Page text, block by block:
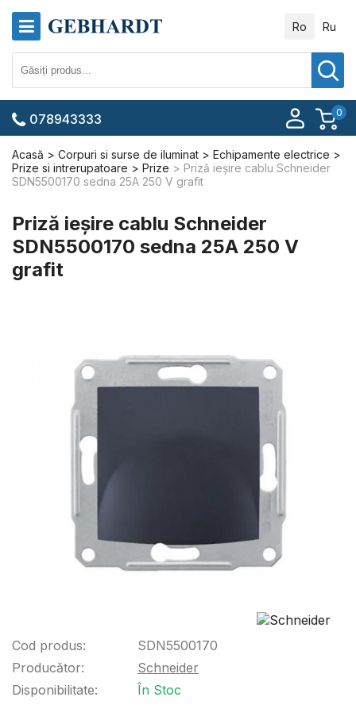
Ro Ru
0
078943333
Acasă Corpuri si surse de iluminat
Echipamente electrice
Prize si intrerupatoare
Prize
Priză ieșire cablu Schneider
SDN5500170 sedna 25A 250 V grafit
Priză ieșire cablu Schneider
SDN5500170 sedna 25A 250 V
grafit
Cod produs:
Producător:
Disponibilitate:
SDN5500170
Schneider
În Stoc